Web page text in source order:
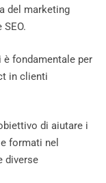
del marketing
fondamentale per
in clienti
di aiutare i
formati nel
diverse